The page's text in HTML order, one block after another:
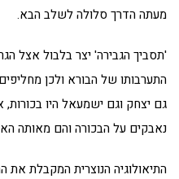
מעתה הדרך סלולה לשלב הבא.
'תסביך הגבירה' יצר בלבול אצל
התערבותו של הבורא ולכן
גם יצחק וגם ישמעאל היו בכורות,
נאבקים על הבכורה והם מאותה
התיאולוגיה הנוצרית המקבלת